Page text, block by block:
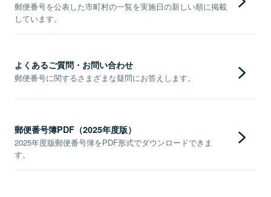
郵便番号を公表した市町村の一覧を実施日の新しい順に掲載
しています。
よくあるご質問・お問い合わせ
郵便番号に関するさまざまな疑問にお答えします。
郵便番号簿PDF（2025年度版）
2025年度版郵便番号簿をPDF形式でダウンロードできま
す。